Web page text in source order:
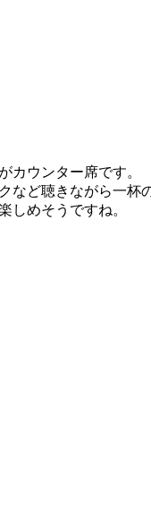
カウンター席です。
など聴きながら一杯
しめそうですね。